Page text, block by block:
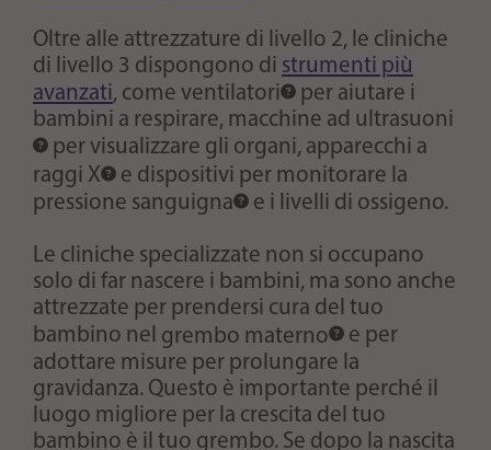
Oltre alle attrezzature di livello 2, le cliniche
di livello 3 dispongono di strumenti più
avanzati, come ventilatori
per aiutare i
bambini a respirare, macchine ad ultrasuoni
per visualizzare gli organi, apparecchi a
raggi X
e dispositivi per monitorare la
pressione sanguigna
e i livelli di ossigeno.
Le cliniche specializzate non si occupano
solo di far nascere i bambini, ma sono anche
attrezzate per prendersi cura del tuo
bambino nel grembo materno
e per
adottare misure per prolungare la
gravidanza. Questo è importante perché il
luogo migliore per la crescita del tuo
bambino è il tuo grembo. Se dopo la nascita